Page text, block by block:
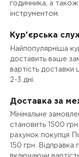
годинника, а
інструментом.
Кур'єрська
Найпопулярніша
доставить ваше
вартість доставки
2-3 дні.
Доставка за
Мінімальне
становить 1500
рахунок покупця
150 грн.